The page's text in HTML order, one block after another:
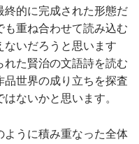
的に完成された形態だ
も重ね合わせて読み込む
ないだろうと思います
れた賢治の文語詩を読む
品世界の成り立ちを探査
ないかと思います。
うに積み重なった全体